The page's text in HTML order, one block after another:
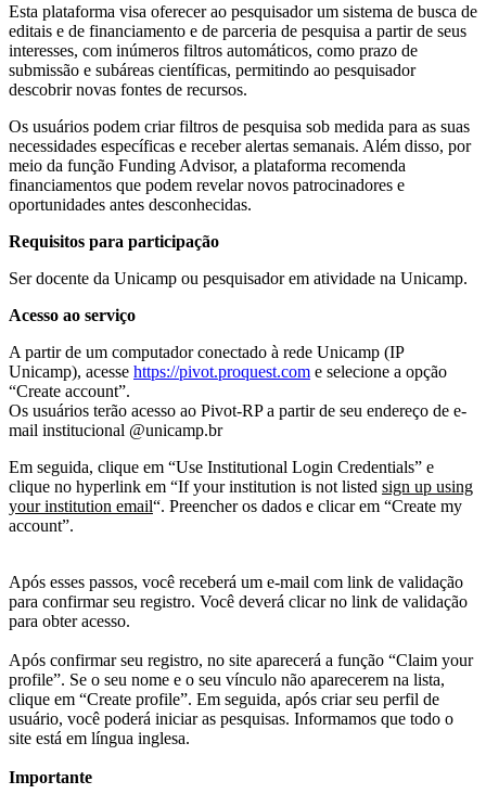
Esta plataforma visa oferecer ao pesquisador um sistema de busca de
editais e de financiamento e de parceria de pesquisa a partir de seus
interesses, com inúmeros filtros automáticos, como prazo de
submissão e subáreas científicas, permitindo ao pesquisador
descobrir novas fontes de recursos.
Os usuários podem criar filtros de pesquisa sob medida para as suas
necessidades específicas e receber alertas semanais. Além disso, por
meio da função Funding Advisor, a plataforma recomenda
financiamentos que podem revelar novos patrocinadores e
oportunidades antes desconhecidas.
Requisitos para participação
Ser docente da Unicamp ou pesquisador em atividade na Unicamp.
Acesso ao serviço
A partir de um computador conectado à rede Unicamp (IP
Unicamp), acesse https://pivot.proquest.com e selecione a opção
“Create account”.
Os usuários terão acesso ao Pivot-RP a partir de seu endereço de e-
mail institucional @unicamp.br
Em seguida, clique em “Use Institutional Login Credentials” e
clique no hyperlink em “If your institution is not listed sign up using
your institution email“. Preencher os dados e clicar em “Create my
account”.
Após esses passos, você receberá um e-mail com link de validação
para confirmar seu registro. Você deverá clicar no link de validação
para obter acesso.
Após confirmar seu registro, no site aparecerá a função “Claim your
profile”. Se o seu nome e o seu vínculo não aparecerem na lista,
clique em “Create profile”. Em seguida, após criar seu perfil de
usuário, você poderá iniciar as pesquisas. Informamos que todo o
site está em língua inglesa.
Importante